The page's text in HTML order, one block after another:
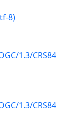
8)
1.3/CRS84
1.3/CRS84